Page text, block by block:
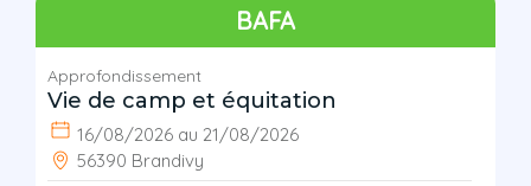
BAFA
Approfondissement
Vie de camp et équitation
16/08/2026 au 21/08/2026
56390 Brandivy